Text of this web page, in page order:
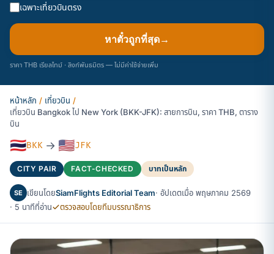
เฉพาะเที่ยวบินตรง
หาตั๋วถูกที่สุด→
ราคา THB เรียลไทม์ · ลิงก์พันธมิตร — ไม่มีค่าใช้จ่ายเพิ่ม
หน้าหลัก / เที่ยวบิน /
เที่ยวบิน Bangkok ไป New York (BKK-JFK): สายการบิน, ราคา THB, ตาราง
บิน
🇹🇭BKK → 🇺🇸JFK
CITY PAIR FACT-CHECKED บาทเป็นหลัก
SE เขียนโดยSiamFlights Editorial Team· อัปเดตเมื่อ พฤษภาคม 2569
· 5 นาทีที่อ่าน
ตรวจสอบโดยทีมบรรณาธิการ